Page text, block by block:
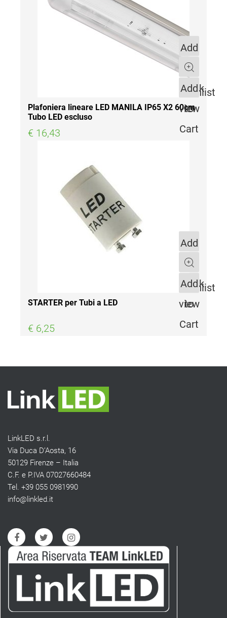
Add
to
Wishlist
Quick
view
Quantity
Add
to
Cart
Plafoniera lineare LED MANILA IP65 X2 60cm
Tubo LED escluso
€ 16,43
Add
to
Wishlist
Quick
view
Quantity
Add
to
Cart
STARTER per Tubi a LED
€ 6,25
LinkLED s.r.l.
Via Duca D’Aosta, 16
50129 Firenze – Italia
C.F. e P.IVA 07027660484
Tel. +39 055 0981990
info@linkled.it